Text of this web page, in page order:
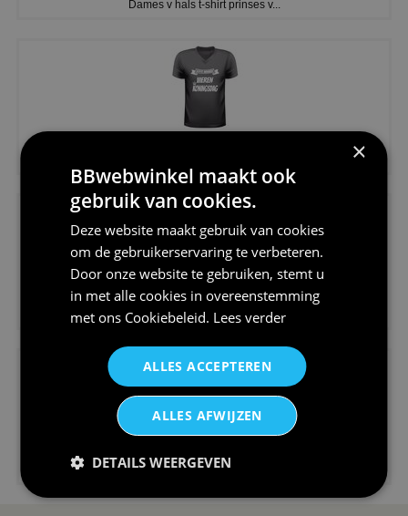
Dames v hals t-shirt prinses v...
€24,95
V-hals shirt rood wit blauw st...
I love korfbal t-shirt sport s...
×
BBwebwinkel maakt ook
gebruik van cookies.
Deze website maakt gebruik van cookies
om de gebruikerservaring te verbeteren.
Door onze website te gebruiken, stemt u
in met alle cookies in overeenstemming
met ons Cookiebeleid. Lees verder
ALLES ACCEPTEREN
ALLES AFWIJZEN
DETAILS WEERGEVEN